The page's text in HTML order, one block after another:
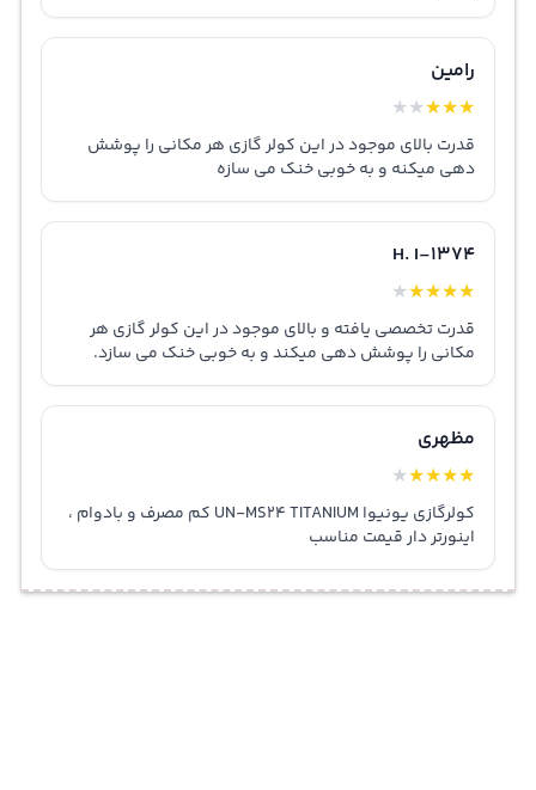
رامین
★
★
★
★
★
قدرت بالای موجود در این کولر گازی هر مکانی را پوشش
دهی میکنه و به خوبی خنک می سازه
H. I-1374
★
★
★
★
★
قدرت تخصصی یافته و بالای موجود در این کولر گازی هر
مکانی را پوشش دهی میکند و به خوبی خنک می سازد.
مظهری
★
★
★
★
★
کولرگازی یونیوا UN-MS24 TITANIUM کم مصرف و بادوام ،
اینورتر دار قیمت مناسب